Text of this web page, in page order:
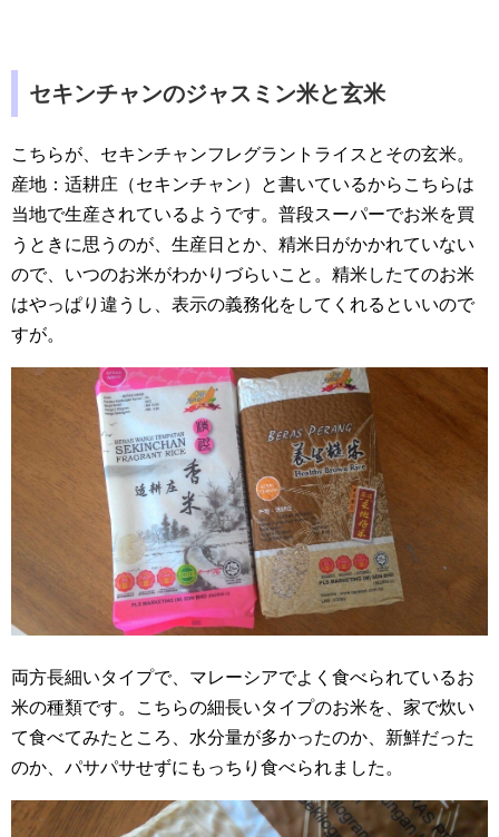
セキンチャンのジャスミン米と玄米
こちらが、セキンチャンフレグラントライスとその玄米。
産地： 适耕庄 （セキンチャン）と書いているからこちらは
当地で生産されているようです。普段スーパーでお米を買
うときに思うのが、生産日とか、精米日がかかれていない
ので、いつのお米がわかりづらいこと。精米したてのお米
はやっぱり違うし、表示の義務化をしてくれるといいので
すが。
両方長細いタイプで、マレーシアでよく食べられているお
米の種類です。こちらの細長いタイプのお米を、家で炊い
て食べてみたところ、水分量が多かったのか、新鮮だった
のか、パサパサせずにもっちり食べられました。